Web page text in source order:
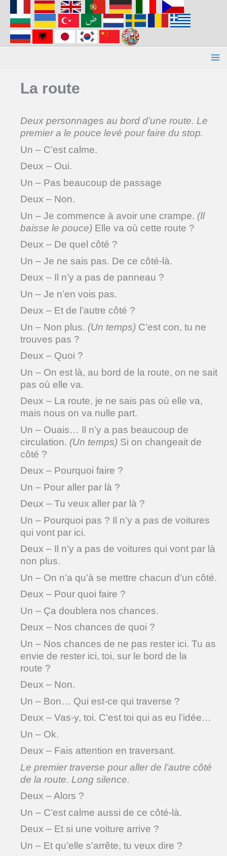
contenu
La route
Deux personnages au bord d’une route. Le
premier a le pouce levé pour faire du stop.
Un – C’est calme.
Deux – Oui.
Un – Pas beaucoup de passage
Deux – Non.
Un – Je commence à avoir une crampe. (Il
baisse le pouce) Elle va où cette route ?
Deux – De quel côté ?
Un – Je ne sais pas. De ce côté-là.
Deux – Il n’y a pas de panneau ?
Un – Je n’en vois pas.
Deux – Et de l’autre côté ?
Un – Non plus. (Un temps) C’est con, tu ne
trouves pas ?
Deux – Quoi ?
Un – On est là, au bord de la route, on ne sait
pas où elle va.
Deux – La route, je ne sais pas où elle va,
mais nous on va nulle part.
Un – Ouais… Il n’y a pas beaucoup de
circulation. (Un temps) Si on changeait de
côté ?
Deux – Pourquoi faire ?
Un – Pour aller par là ?
Deux – Tu veux aller par là ?
Un – Pourquoi pas ? Il n’y a pas de voitures
qui vont par ici.
Deux – Il n’y a pas de voitures qui vont par là
non plus.
Un – On n’a qu’à se mettre chacun d’un côté.
Deux – Pour quoi faire ?
Un – Ça doublera nos chances.
Deux – Nos chances de quoi ?
Un – Nos chances de ne pas rester ici. Tu as
envie de rester ici, toi, sur le bord de la
route ?
Deux – Non.
Un – Bon… Qui est-ce qui traverse ?
Deux – Vas-y, toi. C’est toi qui as eu l’idée…
Un – Ok.
Deux – Fais attention en traversant.
Le premier traverse pour aller de l’autre côté
de la route. Long silence.
Deux – Alors ?
Un – C’est calme aussi de ce côté-là.
Deux – Et si une voiture arrive ?
Un – Et qu’elle s’arrête, tu veux dire ?